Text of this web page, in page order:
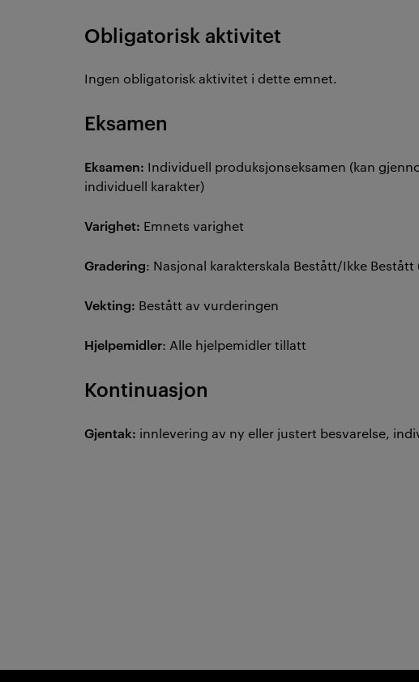
Obligatorisk aktivitet
Ingen obligatorisk aktivitet i dette emnet.
Eksamen
Eksamen: Individuell produksjonseksamen (kan
individuell karakter)
Varighet: Emnets varighet
Gradering: Nasjonal karakterskala Bestått/Ikke Bestått
Vekting: Bestått av vurderingen
Hjelpemidler: Alle hjelpemidler tillatt
Kontinuasjon
Gjentak: innlevering av ny eller justert besvarelse,